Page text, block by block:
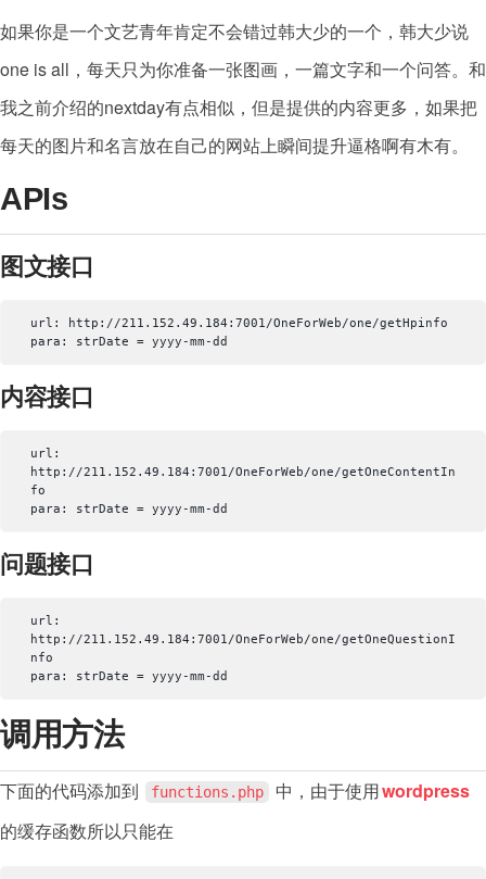
如果你是一个文艺青年肯定不会错过韩大少的一个，韩大少说
one is all，每天只为你准备一张图画，一篇文字和一个问答。和
我之前介绍的nextday有点相似，但是提供的内容更多，如果把
每天的图片和名言放在自己的网站上瞬间提升逼格啊有木有。
APIs
图文接口
url: http://211.152.49.184:7001/OneForWeb/one/getHpinfo
内容接口
url:
http://211.152.49.184:7001/OneForWeb/one/getOneContentIn
fo
问题接口
url:
http://211.152.49.184:7001/OneForWeb/one/getOneQuestionI
nfo
调用方法
下面的代码添加到 functions.php 中，由于使用wordpress
的缓存函数所以只能在